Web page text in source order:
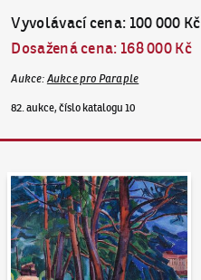
Vyvolávací cena: 100 000 Kč
Dosažená cena: 168 000 Kč
Aukce: Aukce pro Paraple
82. aukce, číslo katalogu 10
Aukční den 95